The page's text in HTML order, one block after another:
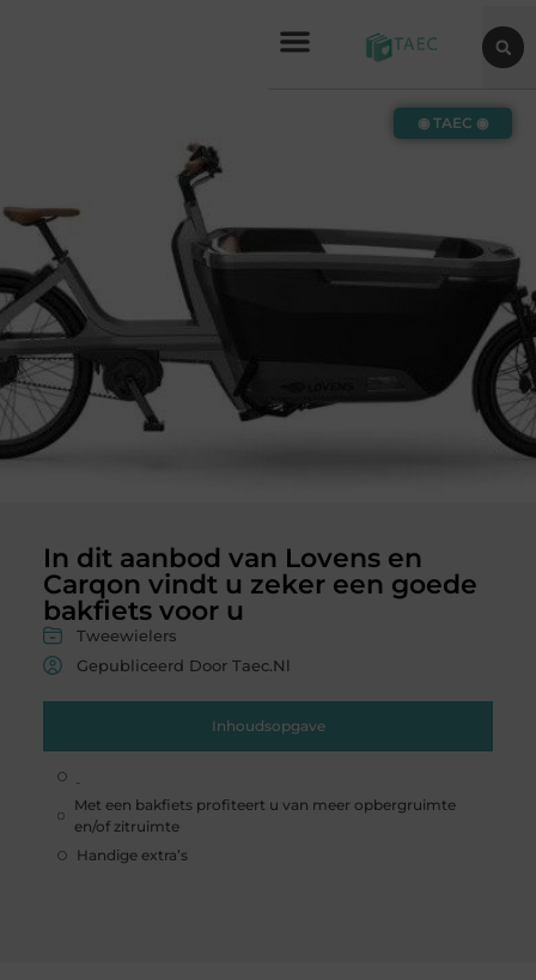
In dit aanbod van Lovens en
Carqon vindt u zeker een goede
bakfiets voor u
Tweewielers
Gepubliceerd Door Taec.nl
Inhoudsopgave
Met een bakfiets profiteert u van meer opbergruimte
en/of zitruimte
Handige extra’s
◉ TAEC ◉